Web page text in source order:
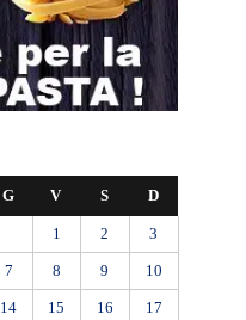
G V S D
1 2 3
7 8 9 10
14 15 16 17